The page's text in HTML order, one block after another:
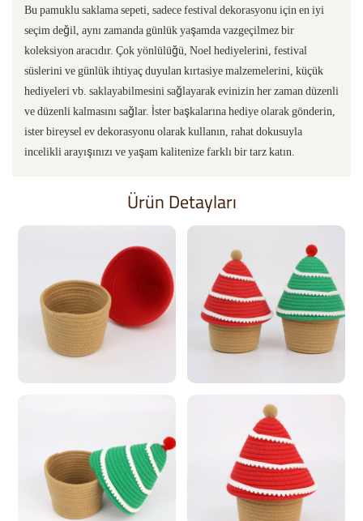
Bu pamuklu saklama sepeti, sadece festival dekorasyonu için en iyi
seçim değil, aynı zamanda günlük yaşamda vazgeçilmez bir
koleksiyon aracıdır. Çok yönlülüğü, Noel hediyelerini, festival
süslerini ve günlük ihtiyaç duyulan kırtasiye malzemelerini, küçük
hediyeleri vb. saklayabilmesini sağlayarak evinizin her zaman düzenli
ve düzenli kalmasını sağlar. İster başkalarına hediye olarak gönderin,
ister bireysel ev dekorasyonu olarak kullanın, rahat dokusuyla
incelikli arayışınızı ve yaşam kalitenize farklı bir tarz katın.
Ürün Detayları